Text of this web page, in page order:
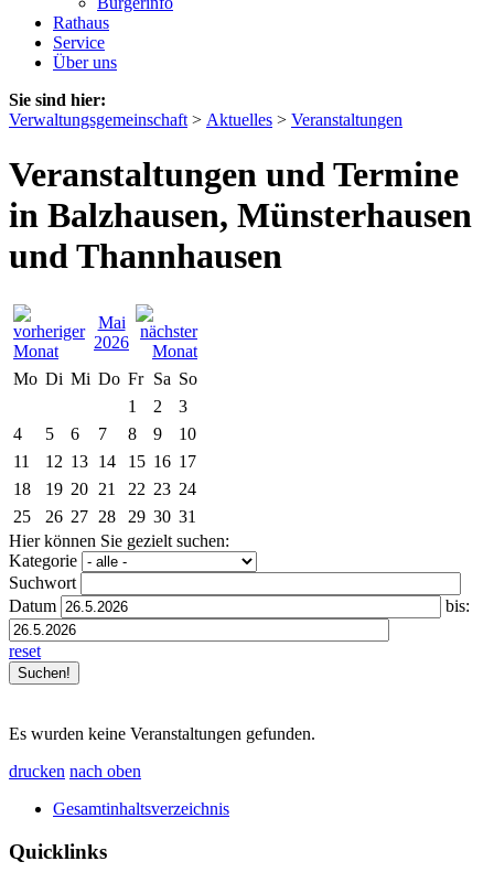
Rathaus
Service
Über uns
Sie sind hier:
Verwaltungsgemeinschaft > Aktuelles > Veranstaltungen
Veranstaltungen und Termine
in Balzhausen, Münsterhausen
und Thannhausen
Mai
2026
Mo Di Mi Do Fr Sa So
1
2
3
4
5 6 7 8 9
10
11
12 13 14 15 16 17
18
19 20 21 22 23 24
25
26 27 28 29 30 31
Hier können Sie gezielt suchen:
Kategorie
Suchwort
Datum
bis:
reset
Es wurden keine Veranstaltungen gefunden.
drucken nach oben
Gesamtinhaltsverzeichnis
Quicklinks